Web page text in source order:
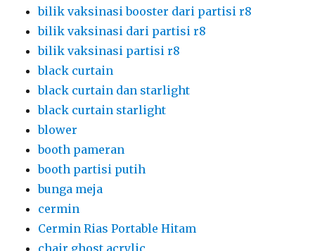
bilik vaksinasi booster dari partisi r8
bilik vaksinasi dari partisi r8
bilik vaksinasi partisi r8
black curtain
black curtain dan starlight
black curtain starlight
blower
booth pameran
booth partisi putih
bunga meja
cermin
Cermin Rias Portable Hitam